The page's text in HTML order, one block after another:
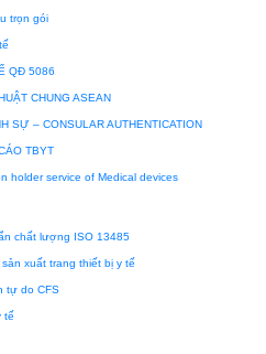
trọn gói
QĐ 5086
CHUNG ASEAN
SỰ – CONSULAR AUTHENTICATION
TBYT
holder service of Medical devices
chất lượng ISO 13485
xuất trang thiết bị y tế
tự do CFS
tế